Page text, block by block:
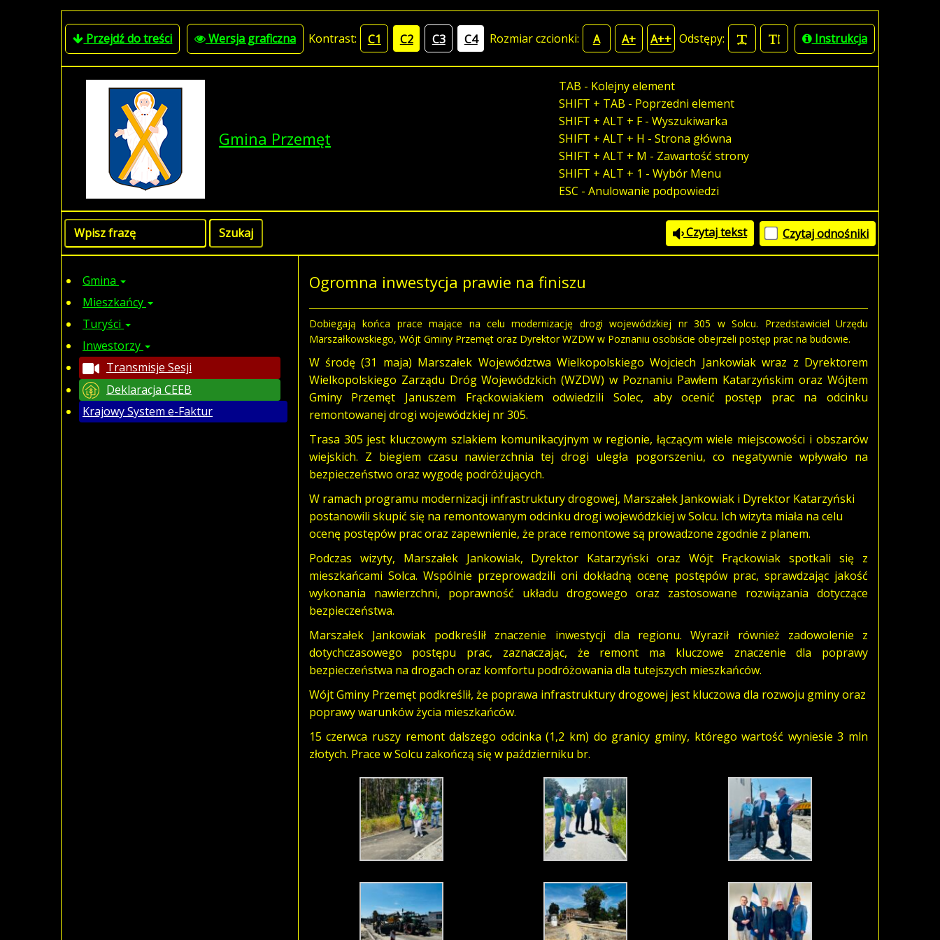
Przejdź do treści Wersja graficzna Kontrast: C1 C2 C3 C4 Rozmiar czcionki: A A+ A++ Odstępy: Instrukcja
Gmina Przemęt
TAB - Kolejny element
SHIFT + TAB - Poprzedni element
SHIFT + ALT + F - Wyszukiwarka
SHIFT + ALT + H - Strona główna
SHIFT + ALT + M - Zawartość strony
SHIFT + ALT + 1 - Wybór Menu
ESC - Anulowanie podpowiedzi
Czytaj tekst Czytaj odnośniki
Gmina
Mieszkańcy
Turyści
Inwestorzy
Transmisje Sesji
Deklaracja CEEB
Krajowy System e-Faktur
Ogromna inwestycja prawie na finiszu
Dobiegają końca prace mające na celu modernizację drogi wojewódzkiej nr 305 w Solcu. Przedstawiciel Urzędu
Marszałkowskiego, Wójt Gminy Przemęt oraz Dyrektor WZDW w Poznaniu osobiście obejrzeli postęp prac na budowie.
W środę (31 maja) Marszałek Województwa Wielkopolskiego Wojciech Jankowiak wraz z Dyrektorem
Wielkopolskiego Zarządu Dróg Wojewódzkich (WZDW) w Poznaniu Pawłem Katarzyńskim oraz Wójtem
Gminy Przemęt Januszem Frąckowiakiem odwiedzili Solec, aby ocenić postęp prac na odcinku
remontowanej drogi wojewódzkiej nr 305.
Trasa 305 jest kluczowym szlakiem komunikacyjnym w regionie, łączącym wiele miejscowości i obszarów
wiejskich. Z biegiem czasu nawierzchnia tej drogi uległa pogorszeniu, co negatywnie wpływało na
bezpieczeństwo oraz wygodę podróżujących.
W ramach programu modernizacji infrastruktury drogowej, Marszałek Jankowiak i Dyrektor Katarzyński
postanowili skupić się na remontowanym odcinku drogi wojewódzkiej w Solcu. Ich wizyta miała na celu
ocenę postępów prac oraz zapewnienie, że prace remontowe są prowadzone zgodnie z planem.
Podczas wizyty, Marszałek Jankowiak, Dyrektor Katarzyński oraz Wójt Frąckowiak spotkali się z
mieszkańcami Solca. Wspólnie przeprowadzili oni dokładną ocenę postępów prac, sprawdzając jakość
wykonania nawierzchni, poprawność układu drogowego oraz zastosowane rozwiązania dotyczące
bezpieczeństwa.
Marszałek Jankowiak podkreślił znaczenie inwestycji dla regionu. Wyraził również zadowolenie z
dotychczasowego postępu prac, zaznaczając, że remont ma kluczowe znaczenie dla poprawy
bezpieczeństwa na drogach oraz komfortu podróżowania dla tutejszych mieszkańców.
Wójt Gminy Przemęt podkreślił, że poprawa infrastruktury drogowej jest kluczowa dla rozwoju gminy oraz
poprawy warunków życia mieszkańców.
15 czerwca ruszy remont dalszego odcinka (1,2 km) do granicy gminy, którego wartość wyniesie 3 mln
złotych. Prace w Solcu zakończą się w październiku br.